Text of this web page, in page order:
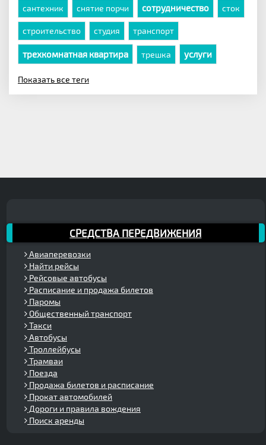
сантехник снятие порчи сотрудничество сток
строительство студия транспорт
трехкомнатная квартира трешка услуги
Показать все теги
СРЕДСТВА ПЕРЕДВИЖЕНИЯ
Авиаперевозки
Найти рейсы
Рейсовые автобусы
Расписание и продажа билетов
Паромы
Общественный транспорт
Такси
Автобусы
Троллейбусы
Трамваи
Поезда
Продажа билетов и расписание
Прокат автомобилей
Дороги и правила вождения
Поиск аренды